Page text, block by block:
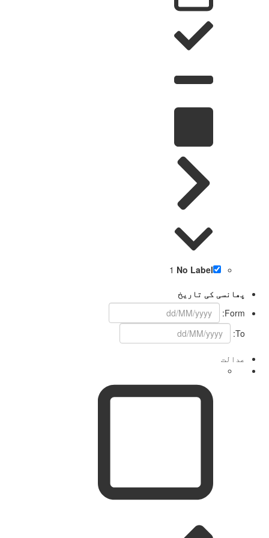
No Label
1
پھانسی کی تاریخ
Form:
عدالت